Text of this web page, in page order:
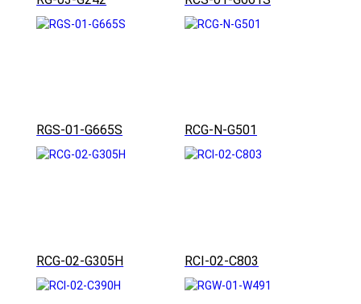
RGS-01-G665S RCG-N-G501
RCG-02-G305H RCI-02-C803